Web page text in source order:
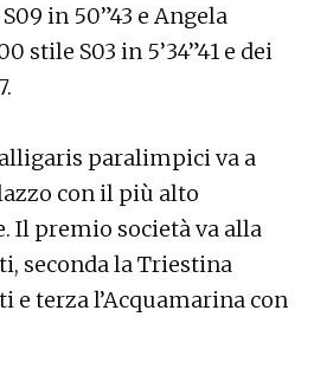
in 50”43 e Angela
stile S03 in 5’34”41 e dei
paralimpici va a
con il più alto
Il premio società va alla
seconda la Triestina
e terza l’Acquamarina con